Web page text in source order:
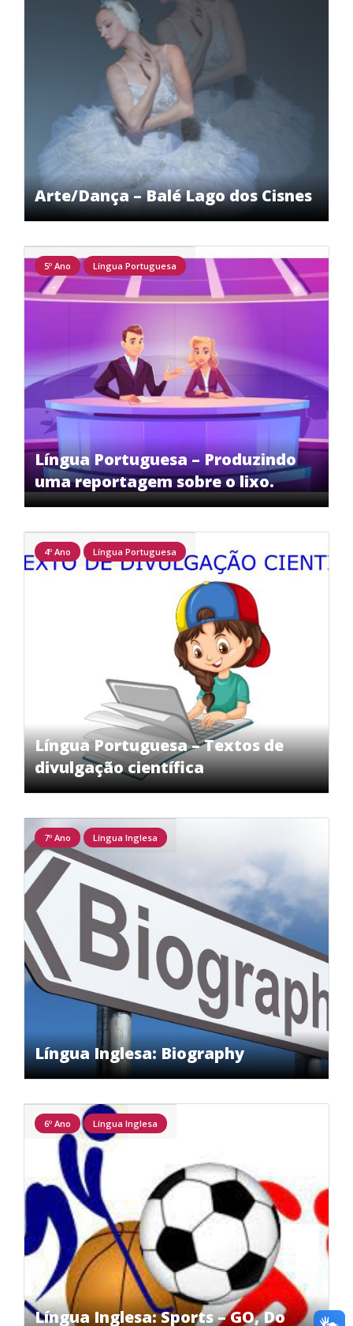
Arte/Dança – Balé Lago dos Cisnes
Língua Portuguesa – Produzindo
uma reportagem sobre o lixo.
5º Ano Língua Portuguesa
Língua Portuguesa – Textos de
divulgação científica
4º Ano Língua Portuguesa
Língua Inglesa: Biography
7º Ano Língua Inglesa
Língua Inglesa: Sports – GO, Do
6º Ano Língua Inglesa